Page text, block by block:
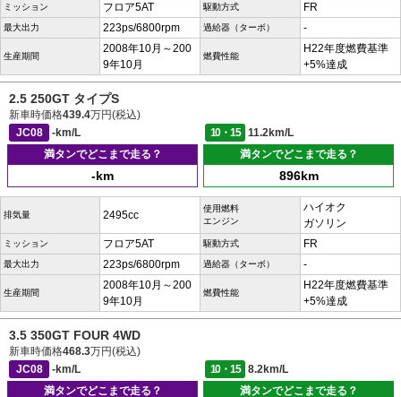
ミッション フロア5AT 駆動方式 FR
最大出力 223ps/6800rpm 過給器（ターボ） -
生産期間
2008年10月～200
9年10月
燃費性能
H22年度燃費基準
+5%達成
2.5 250GT タイプS
新車時価格439.4万円(税込)
JC08
-km/L 10・15
11.2km/L
満タンでどこまで走る？
-km
満タンでどこまで走る？
896km
排気量 2495cc
使用燃料
エンジン
ハイオク
ガソリン
ミッション フロア5AT 駆動方式 FR
最大出力 223ps/6800rpm 過給器（ターボ） -
生産期間
2008年10月～200
9年10月
燃費性能
H22年度燃費基準
+5%達成
3.5 350GT FOUR 4WD
新車時価格468.3万円(税込)
JC08
-km/L 10・15
8.2km/L
満タンでどこまで走る？
満タンでどこまで走る？